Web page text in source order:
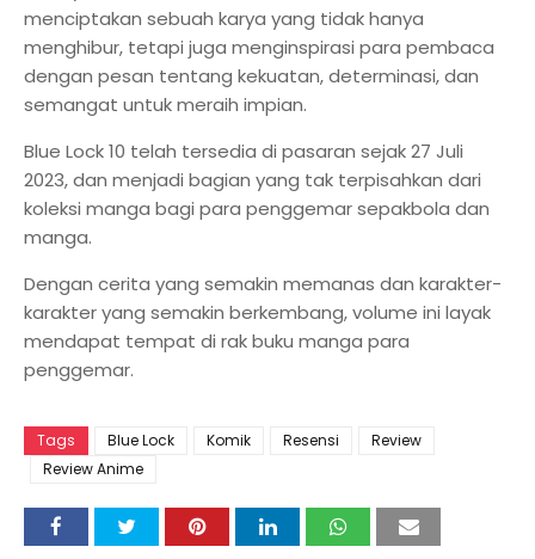
menciptakan sebuah karya yang tidak hanya
menghibur, tetapi juga menginspirasi para pembaca
dengan pesan tentang kekuatan, determinasi, dan
semangat untuk meraih impian.
Blue Lock 10 telah tersedia di pasaran sejak 27 Juli
2023, dan menjadi bagian yang tak terpisahkan dari
koleksi manga bagi para penggemar sepakbola dan
manga.
Dengan cerita yang semakin memanas dan karakter-
karakter yang semakin berkembang, volume ini layak
mendapat tempat di rak buku manga para
penggemar.
Tags Blue Lock Komik Resensi
Review
Review Anime